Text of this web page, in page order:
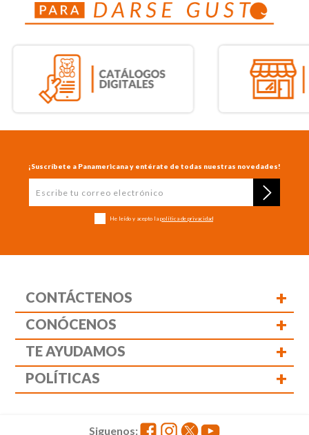
¡Suscríbete a Panamericana y entérate de todas nuestras novedades!
He leído y acepto la política de privacidad
CONTÁCTENOS +
CONÓCENOS +
TE AYUDAMOS +
POLÍTICAS +
Siguenos: